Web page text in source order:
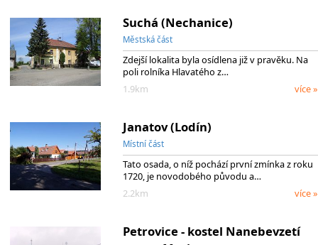
Suchá (Nechanice)
Městská část
Zdejší lokalita byla osídlena již v pravěku. Na
poli rolníka Hlavatého z…
1.9km
více »
Janatov (Lodín)
Místní část
Tato osada, o níž pochází první zmínka z roku
1720, je novodobého původu a…
2.2km
více »
Petrovice - kostel Nanebevzetí